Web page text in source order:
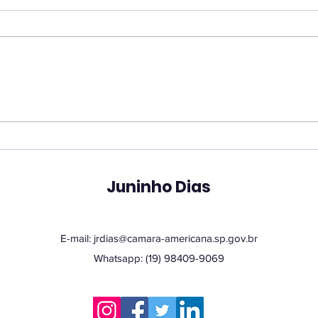
propõe programa que
tecnologiaJuninho Dias
E-mail: jrdias@camara-americana.sp.gov.br
Whatsapp: (19) 98409-9069